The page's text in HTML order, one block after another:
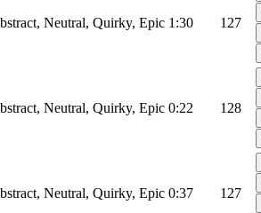
Neutral, Quirky, Epic 1:30 127
Neutral, Quirky, Epic 0:22 128
Neutral, Quirky, Epic 0:37 127